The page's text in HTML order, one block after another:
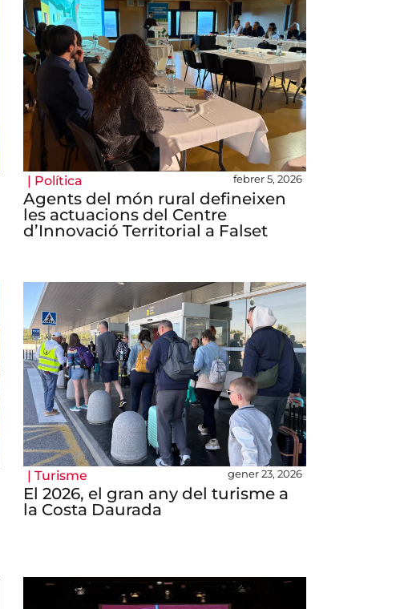
| Política febrer 5, 2026
Agents del món rural defineixen
les actuacions del Centre
d’Innovació Territorial a Falset
| Turisme gener 23, 2026
El 2026, el gran any del turisme a
la Costa Daurada